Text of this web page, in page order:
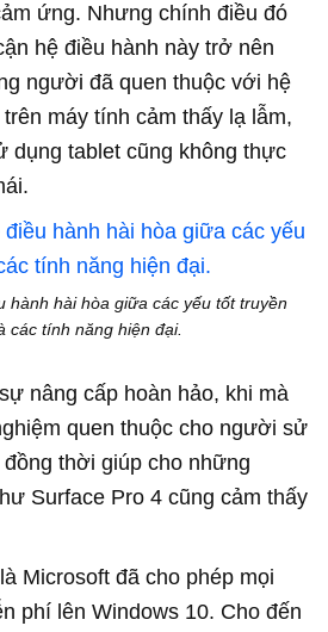
ứng. Nhưng chính điều đó
hệ điều hành này trở nên
người đã quen thuộc với hệ
máy tính cảm thấy lạ lẫm,
dụng tablet cũng không thực
hành hài hòa giữa các yếu tốt truyền
các tính năng hiện đại.
nâng cấp hoàn hảo, khi mà
quen thuộc cho người sử
thời giúp cho những
Surface Pro 4 cũng cảm thấy
Microsoft đã cho phép mọi
phí lên Windows 10. Cho đến